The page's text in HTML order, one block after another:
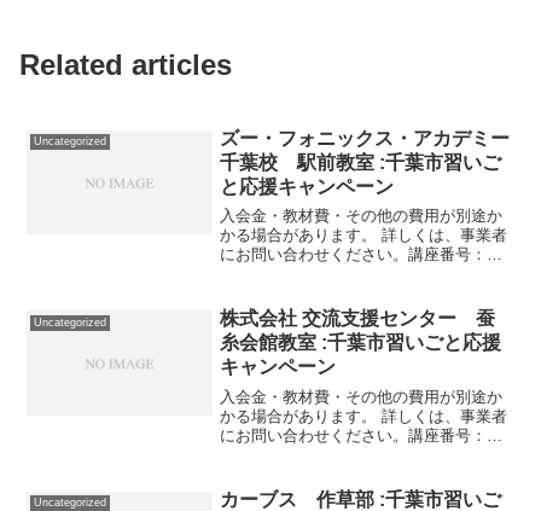
Related articles
Uncategorized
ズー・フォニックス・アカデミー
千葉校 駅前教室 :千葉市習いご
と応援キャンペーン
入会金・教材費・その他の費用が別途か
かる場合があります。 詳しくは、事業者
にお問い合わせください。講座番号：
2022/03/31英会話 月４回（...
Uncategorized
株式会社 交流支援センター 蚕
糸会館教室 :千葉市習いごと応援
キャンペーン
入会金・教材費・その他の費用が別途か
かる場合があります。 詳しくは、事業者
にお問い合わせください。講座番号：
連合会 千葉県本部（蚕糸会館 2F...
Uncategorized
カーブス 作草部 :千葉市習いご